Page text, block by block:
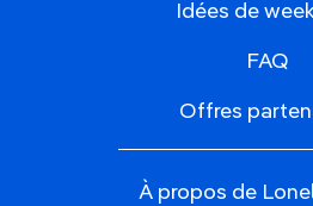
Idées de
FAQ
Offres
À propos de